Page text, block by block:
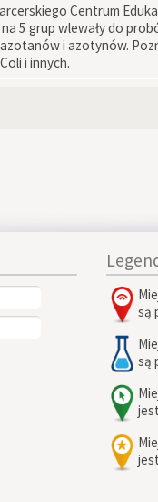
Centrum
5 grup wlewały do
i azotynów.
i innych.
są
są